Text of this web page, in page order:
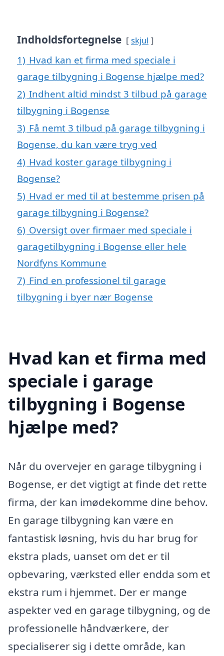
Indholdsfortegnelse skjul
1) Hvad kan et firma med speciale i
garage tilbygning i Bogense hjælpe med?
2) Indhent altid mindst 3 tilbud på garage
tilbygning i Bogense
3) Få nemt 3 tilbud på garage tilbygning i
Bogense, du kan være tryg ved
4) Hvad koster garage tilbygning i
Bogense?
5) Hvad er med til at bestemme prisen på
garage tilbygning i Bogense?
6) Oversigt over firmaer med speciale i
garagetilbygning i Bogense eller hele
Nordfyns Kommune
7) Find en professionel til garage
tilbygning i byer nær Bogense
Hvad kan et firma med
speciale i garage
tilbygning i Bogense
hjælpe med?
Når du overvejer en garage tilbygning i
Bogense, er det vigtigt at finde det rette
firma, der kan imødekomme dine behov.
En garage tilbygning kan være en
fantastisk løsning, hvis du har brug for
ekstra plads, uanset om det er til
opbevaring, værksted eller endda som et
ekstra rum i hjemmet. Der er mange
aspekter ved en garage tilbygning, og de
professionelle håndværkere, der
specialiserer sig i dette område, kan